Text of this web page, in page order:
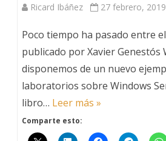
Ricard Ibáñez 27 febrero, 2019
Poco tiempo ha pasado entre
publicado por Xavier Genestós
disponemos de un nuevo
laboratorios sobre Windows
libro… Leer más »
Comparte esto: